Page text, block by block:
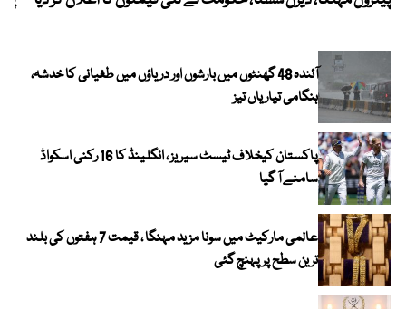
آئندہ 48 گھنٹوں میں بارشوں اور دریاؤں میں طغیانی کا خدشہ،
ہنگامی تیاریاں تیز
پاکستان کیخلاف ٹیسٹ سیریز ، انگلینڈ کا 16 رکنی اسکواڈ
سامنے آ گیا
عالمی مارکیٹ میں سونا مزید مہنگا ، قیمت 7 ہفتوں کی بلند
ترین سطح پر پہنچ گئی